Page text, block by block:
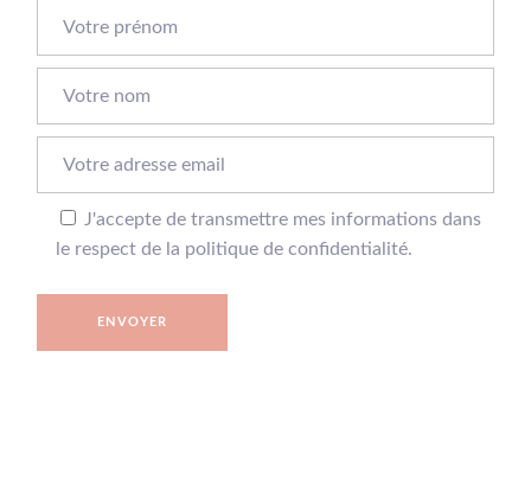
J'accepte de transmettre mes informations dans
le respect de la politique de confidentialité.
ENVOYER